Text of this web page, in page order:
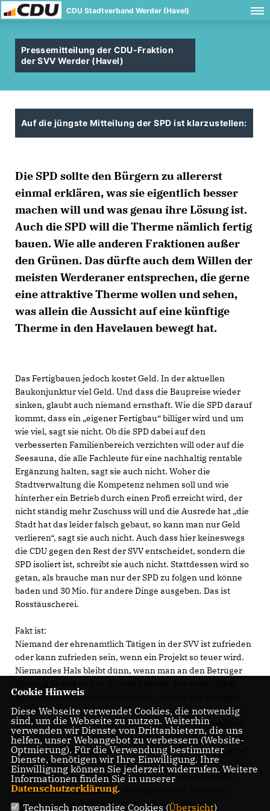
CDU Stadtverband Werder (Havel)
Pressemitteilung der CDU-Fraktion
der SVV Werder (Havel)
Auf die jüngste Mitteilung der SPD ist klarzustellen:
Die SPD sollte den Bürgern zu allererst
einmal erklären, was sie eigentlich besser
machen will und was genau ihre Lösung ist.
Auch die SPD will die Therme nämlich fertig
bauen. Wie alle anderen Fraktionen außer
den Grünen. Das dürfte auch dem Willen der
meisten Werderaner entsprechen, die gerne
eine attraktive Therme wollen und sehen,
was allein die Aussicht auf eine künftige
Therme in den Havelauen bewegt hat.
Das Fertigbauen jedoch kostet Geld. In der aktuellen
Baukonjunktur viel Geld. Und dass die Baupreise wieder
sinken, glaubt auch niemand ernsthaft. Wie die SPD darauf
kommt, dass ein „eigener Fertigbau“ billiger wird und um
wie viel, sagt sie nicht. Ob die SPD dabei auf den
verbesserten Familienbereich verzichten will oder auf die
Seesauna, die alle Fachleute für eine nachhaltig rentable
Ergänzung halten, sagt sie auch nicht. Woher die
Stadtverwaltung die Kompetenz nehmen soll und wie
hinterher ein Betrieb durch einen Profi erreicht wird, der
nicht ständig mehr Zuschuss will und die Ausrede hat „die
Stadt hat das leider falsch gebaut, so kann man nur Geld
verlieren“, sagt sie auch nicht. Auch dass hier keineswegs
die CDU gegen den Rest der SVV entscheidet, sondern die
SPD isoliert ist, schreibt sie auch nicht. Stattdessen wird so
getan, als brauche man nur der SPD zu folgen und könne
baden und 30 Mio. für andere Dinge ausgeben. Das ist
Rosstäuscherei.
Fakt ist:
Niemand der ehrenamtlich Tätigen in der SVV ist zufrieden
oder kann zufrieden sein, wenn ein Projekt so teuer wird.
Niemandes Hals bleibt dünn, wenn man an den Betrüger
bereitet hat. Niemand kann wissen, ob und wie alles gut
und risikofrei funktioniert. Aber jeder einzelne kann sich
doch sinnvoll und verantwortlich nur zwei Fragen stellen:
1. Wollen die Werderaner einen Abriss und nie ein Bad -
oder wollen sie ein attraktives Bad für sich und ihre Gäste?
2. Mit welchem Modell und welcher konkreten
Gestaltung kann man am ehesten erreichen, dass eine
wirklich attraktive Therme Bewohnern und Touristen
gleichermaßen dient UND so gut ist, dass sie nicht
Cookie Hinweis
Diese Webseite verwendet Cookies, die notwendig
sind, um die Webseite zu nutzen. Weiterhin
verwenden wir Dienste von Drittanbietern, die uns
helfen, unser Webangebot zu verbessern (Website-
Optmierung). Für die Verwendung bestimmter
Dienste, benötigen wir Ihre Einwilligung. Ihre
Einwilligung können Sie jederzeit widerrufen. Weitere
Informationen finden Sie in unserer
Datenschutzerklärung.
Technisch notwendige Cookies (Übersicht)